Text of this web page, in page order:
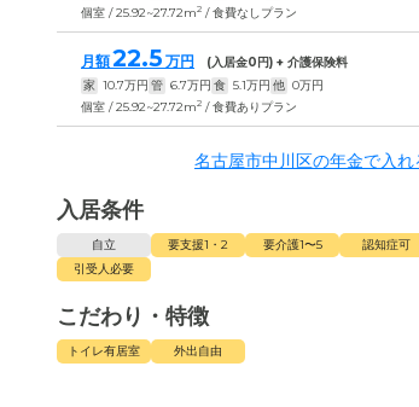
個室 / 25.92~27.72m2 / 食費なしプラン
月額22.5 万円 (入居金0円) + 介護保険料
家 10.7万円 管 6.7万円 食 5.1万円 他 0万円
個室 / 25.92~27.72m2 / 食費ありプラン
名古屋市中川区の年金で入
入居条件
自立 要支援1・2 要介護1〜5 認知症可
引受人必要
こだわり・特徴
トイレ有居室 外出自由